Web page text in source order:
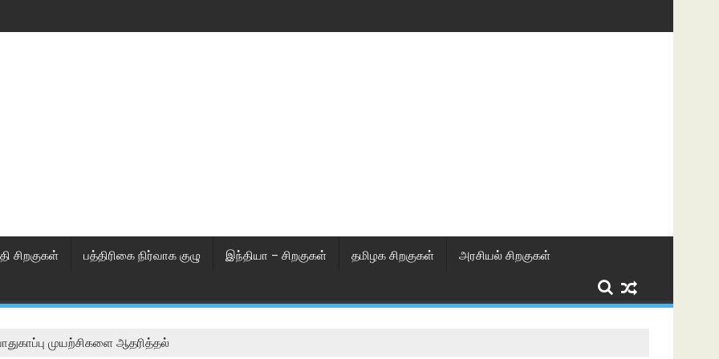
சிறகுகள் பத்திரிகை நிர்வாக குழு இந்தியா – சிறகுகள் தமிழக சிறகுகள் அரசியல் சிறகுகள்
முயற்சிகளை ஆதரித்தல்